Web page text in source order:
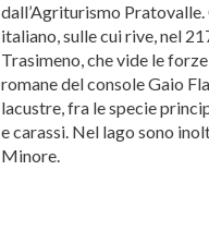
dall’Agriturismo Pratovalle.
italiano, sulle cui rive, nel
Trasimeno, che vide le
romane del console Gaio
lacustre, fra le specie
e carassi. Nel lago sono
Minore.